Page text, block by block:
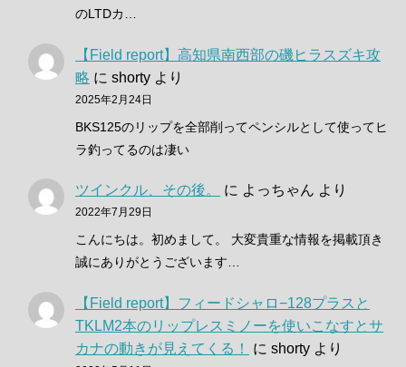
のLTDカ…
【Field report】高知県南西部の磯ヒラスズキ攻
略 に shorty より
2025年2月24日
BKS125のリップを全部削ってペンシルとして使ってヒ
ラ釣ってるのは凄い
ツインクル、その後。 に よっちゃん より
2022年7月29日
こんにちは。初めまして。 大変貴重な情報を掲載頂き
誠にありがとうございます…
【Field report】フィードシャロ−128プラスと
TKLM2本のリップレスミノーを使いこなすとサ
カナの動きが見えてくる！
に shorty より